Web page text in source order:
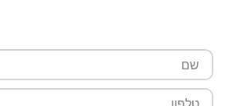
שם
טלפון